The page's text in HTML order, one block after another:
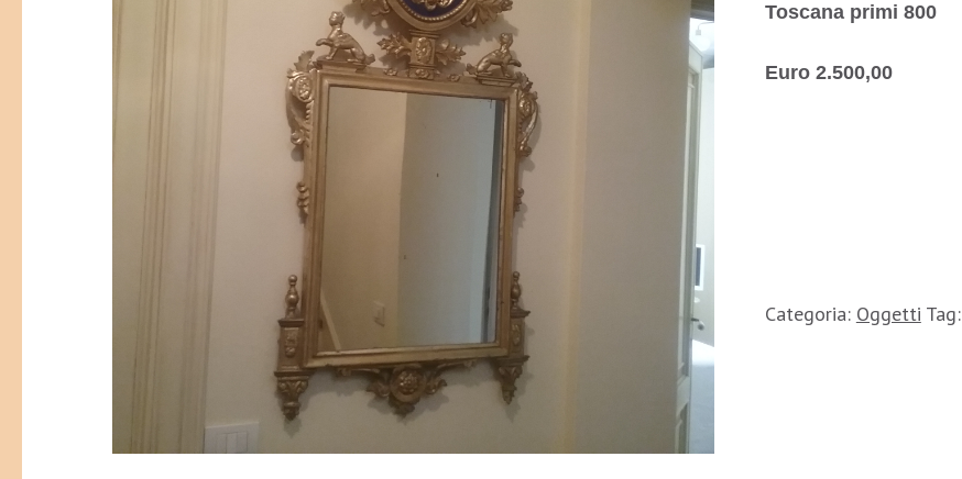
Toscana primi 800
Euro 2.500,00
Categoria: Oggetti Tag: